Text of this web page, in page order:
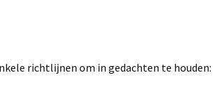
richtlijnen om in gedachten te houden: